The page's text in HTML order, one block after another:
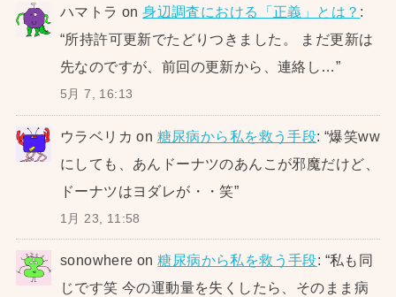
ハマトラ on身辺調査における「正義」とは？ :
“所持許可更新でたどりつきました。 まだ更新は
先なのですが、前回の更新から、連絡し…”
5月 7, 16:13
ウラベリカ on 糖尿病から私を救う手段: “爆笑ww
にしても、あんドーナツのあんこが邪魔だけど、
ドーナツはヨダレが・・笑”
1月 23, 11:58
sonowhere on糖尿病から私を救う手段: “私も同
じです笑 今の運動量を失くしたら、そのまま病